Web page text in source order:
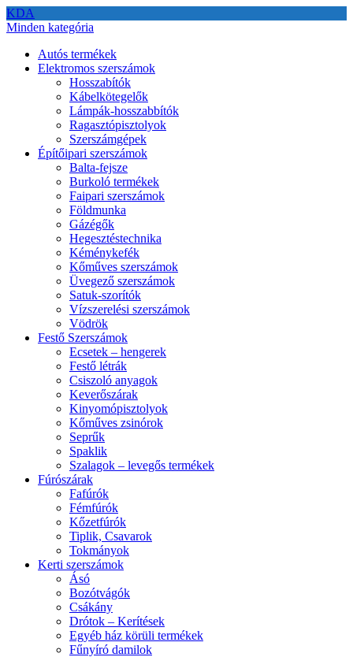
KDA
Minden kategória
Autós termékek
Elektromos szerszámok
Hosszabítók
Kábelkötegelők
Lámpák-hosszabbítók
Ragasztópisztolyok
Szerszámgépek
Építőipari szerszámok
Balta-fejsze
Burkoló termékek
Faipari szerszámok
Földmunka
Gázégők
Hegesztéstechnika
Kéménykefék
Kőműves szerszámok
Üvegező szerszámok
Satuk-szorítók
Vízszerelési szerszámok
Vödrök
Festő Szerszámok
Ecsetek – hengerek
Festő létrák
Csiszoló anyagok
Keverőszárak
Kinyomópisztolyok
Kőműves zsinórok
Seprűk
Spaklik
Szalagok – levegős termékek
Fúrószárak
Fafúrók
Fémfúrók
Kőzetfúrók
Tiplik, Csavarok
Tokmányok
Kerti szerszámok
Ásó
Bozótvágók
Csákány
Drótok – Kerítések
Egyéb ház körüli termékek
Fűnyíró damilok